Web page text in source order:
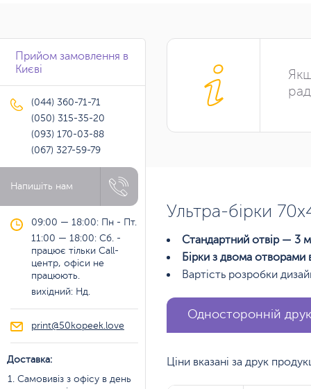
Ультра-бірки
Стандартний отвір — 3
Бірки з двома
Вартість розробки
Односторонній друк
Ціни вказані за друк
Прийом замовлення в
Києві
(044) 360-71-71
(050) 315-35-20
(093) 170-03-88
(067) 327-59-79
Напишіть нам
09:00 — 18:00: Пн - Пт.
11:00 — 18:00: Сб. -
працює тільки Call-
центр, офіси не
працюють.
вихідний: Нд.
print@50kopeek.love
Доставка:
Самовивіз з офісу в день